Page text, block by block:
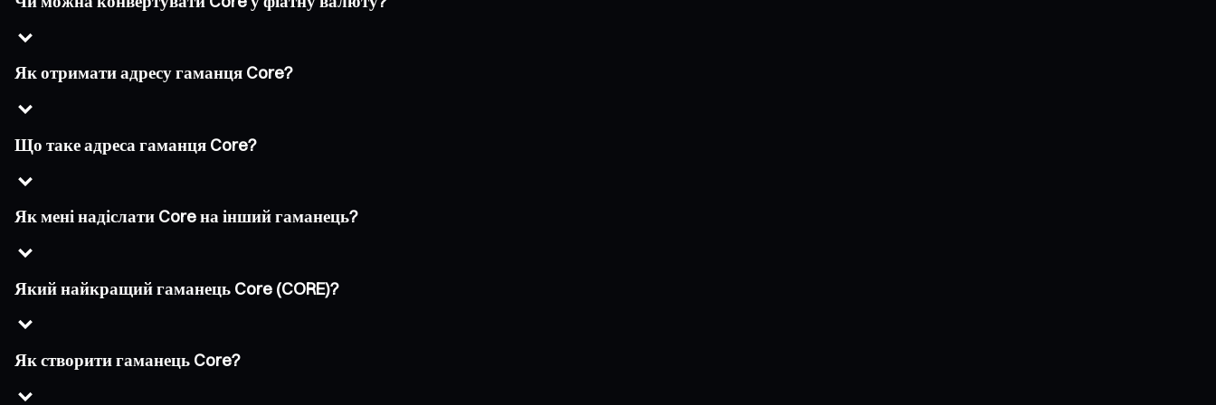
Як отримати адресу гаманця Core?
Що таке адреса гаманця Core?
Як мені надіслати Core на інший гаманець?
Який найкращий гаманець Core (CORE)?
Як створити гаманець Core?